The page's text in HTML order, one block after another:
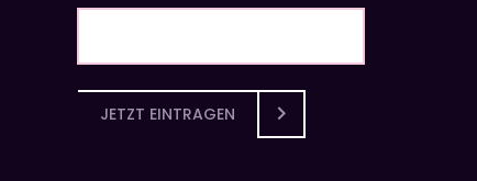
JETZT EINTRAGEN